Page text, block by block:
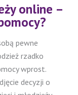
online –
pewne
rzadko
wprost.
decyzji o